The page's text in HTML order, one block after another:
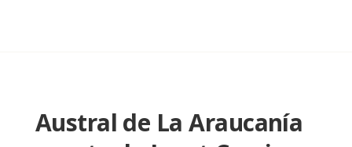
Austral de La Araucanía